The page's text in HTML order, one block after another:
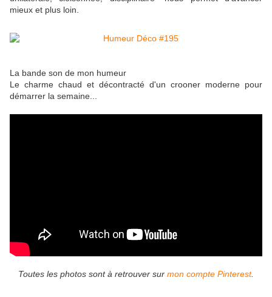
mieux et plus loin.
La bande son de mon humeur
Le charme chaud et décontracté d'un crooner moderne pour
démarrer la semaine...
Toutes les photos sont à retrouver sur mon compte Pinterest.